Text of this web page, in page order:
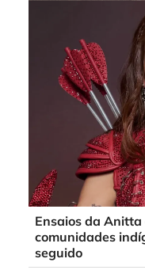
Ensaios da
comunidades
seguido